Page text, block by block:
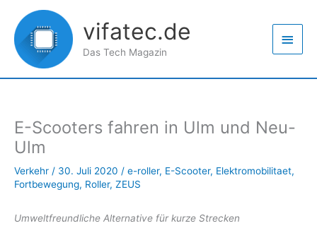
Inhalt
springen
vifatec.de
Das Tech Magazin
E-Scooters fahren in Ulm und Neu-
Ulm
Verkehr / 30. Juli 2020 / e-roller, E-Scooter, Elektromobilitaet,
Fortbewegung, Roller, ZEUS
Umweltfreundliche Alternative für kurze Strecken